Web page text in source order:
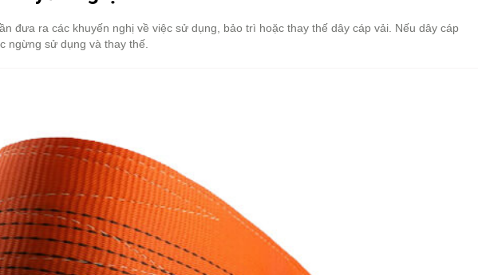
đưa ra các khuyến nghị về việc sử dụng, bảo trì hoặc thay thế dây cáp vải. Nếu dây cáp
ngừng sử dụng và thay thế.